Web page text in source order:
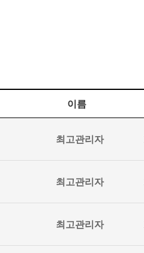
이름
최고관리자
최고관리자
최고관리자